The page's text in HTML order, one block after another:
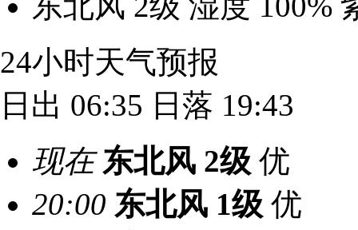
24小时天气预报
日出 06:35 日落 19:43
现在 东北风 2级 优
20:00 东北风 1级 优